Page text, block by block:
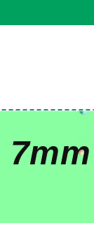
7mm